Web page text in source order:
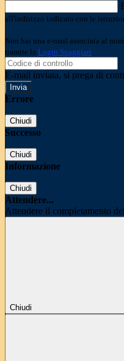
all'indirizzo indicato con le
Non hai una e-mail associata al
tramite la Login Spaggiari
E-mail inviata, si prega di
Errore
Chiudi
Successo
Chiudi
Informazione
Chiudi
Attendere...
Attendere il completamento
Chiudi